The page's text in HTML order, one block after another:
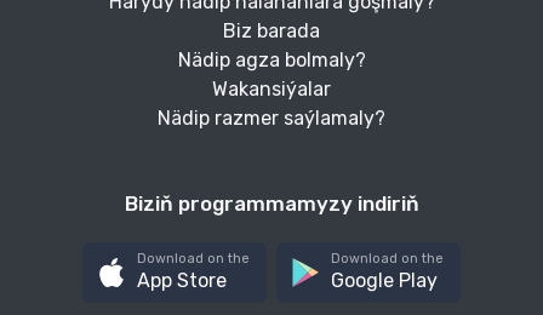
Biz barada
Nädip agza bolmaly?
Wakansiýalar
Nädip razmer saýlamaly?
Biziň programmamyzy indiriň
Download on the
App Store
Download on the
Google Play